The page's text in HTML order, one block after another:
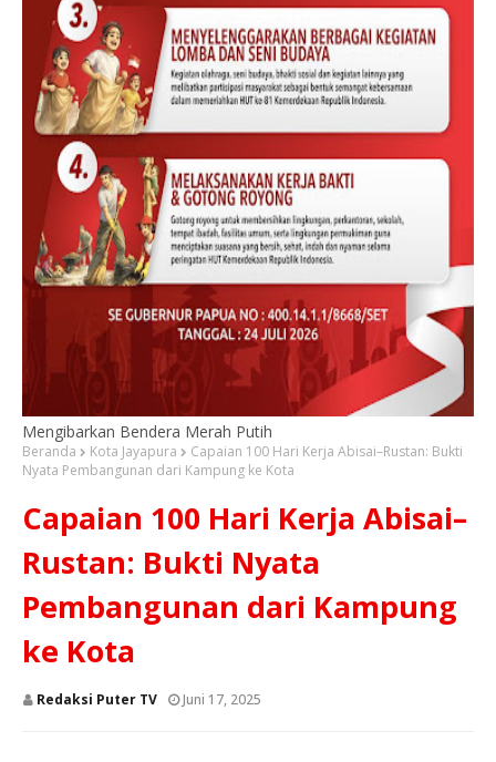
Mengibarkan Bendera Merah Putih
Beranda Kota Jayapura
Capaian 100 Hari Kerja Abisai–Rustan: Bukti
Nyata Pembangunan dari Kampung ke Kota
Capaian 100 Hari Kerja Abisai–
Rustan: Bukti Nyata
Pembangunan dari Kampung
ke Kota
Redaksi Puter TV Juni 17, 2025